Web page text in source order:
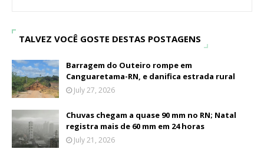
TALVEZ VOCÊ GOSTE DESTAS POSTAGENS
Barragem do Outeiro rompe em
Canguaretama-RN, e danifica estrada rural
July 27, 2026
Chuvas chegam a quase 90 mm no RN; Natal
registra mais de 60 mm em 24 horas
July 21, 2026